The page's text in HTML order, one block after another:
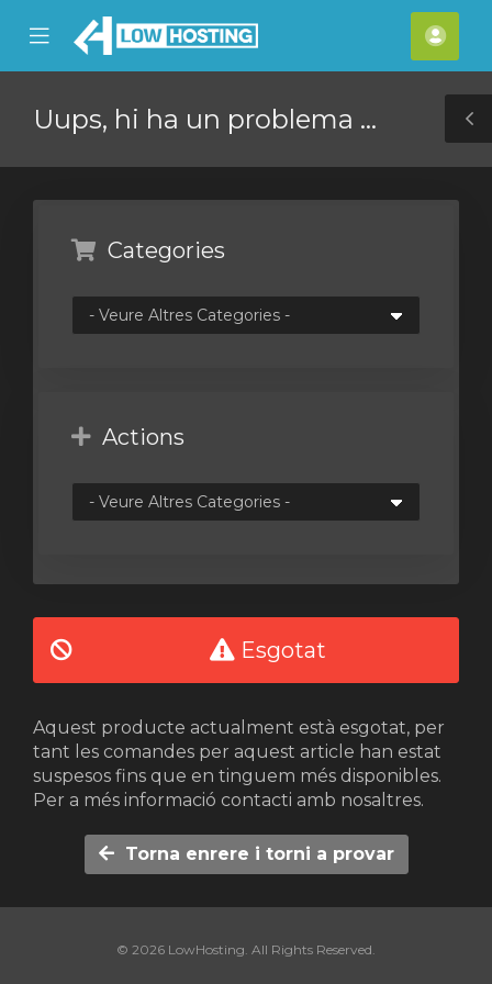
Mobile
Menu
Uups, hi ha un problema ...
Categories
Actions
Esgotat
Aquest producte actualment està esgotat, per
tant les comandes per aquest article han estat
suspesos fins que en tinguem més disponibles.
Per a més informació contacti amb nosaltres.
Torna enrere i torni a provar
© 2026 LowHosting. All Rights Reserved.